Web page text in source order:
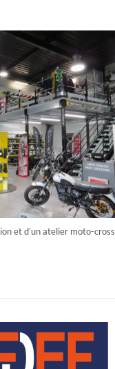
et d’un atelier moto-cross